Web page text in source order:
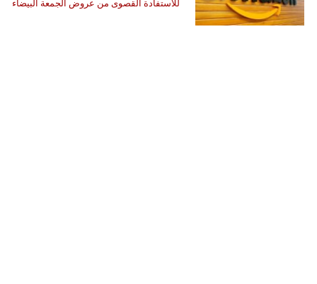
للاستفادة القصوى من عروض الجمعة البيضاء